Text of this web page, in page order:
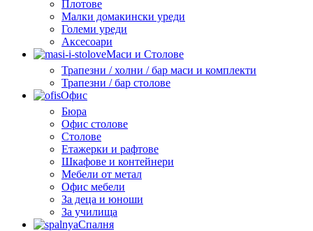
Плотове
Малки домакински уреди
Големи уреди
Аксесоари
Маси и Столове
Трапезни / холни / бар маси и комплекти
Трапезни / бар столове
Офис
Бюра
Офис столове
Столове
Етажерки и рафтове
Шкафове и контейнери
Мебели от метал
Офис мебели
За деца и юноши
За училища
Спалня